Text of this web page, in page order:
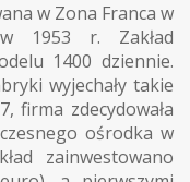
w Zona Franca w
1953 r. Zakład
1400 dziennie.
wyjechały takie
firma zdecydowała
ośrodka w
zainwestowano